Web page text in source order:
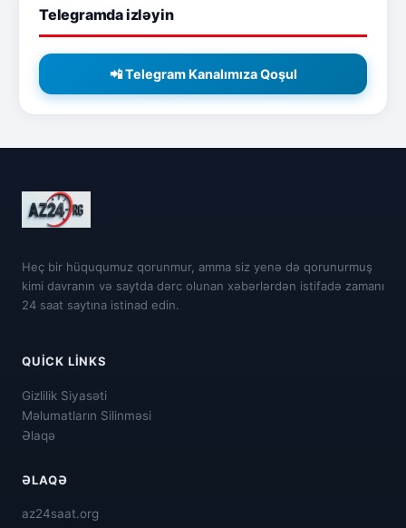
Telegramda izləyin
📲 Telegram Kanalımıza Qoşul
Heç bir hüququmuz qorunmur, amma siz yenə də qorunurmuş
kimi davranın və saytda dərc olunan xəbərlərdən istifadə zamanı
24 saat saytına istinad edin.
QUICK LINKS
Gizlilik Siyasəti
Məlumatların Silinməsi
Əlaqə
ƏLAQƏ
az24saat.org